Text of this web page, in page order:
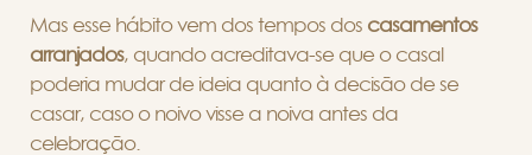
Mas esse hábito vem dos tempos dos casamentos
arranjados, quando acreditava-se que o casal
poderia mudar de ideia quanto à decisão de se
casar, caso o noivo visse a noiva antes da
celebração.